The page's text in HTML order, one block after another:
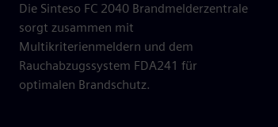
Die Sinteso FC 2040 Brandmelderzentrale
sorgt zusammen mit
Multikriterienmeldern und dem
Rauchabzugssystem FDA241 für
optimalen Brandschutz.